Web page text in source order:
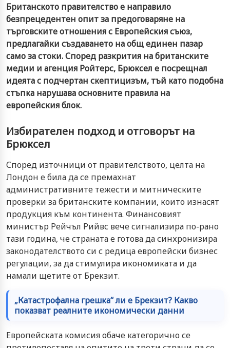
Британското правителство е направило
безпрецедентен опит за предоговаряне на
търговските отношения с Европейския съюз,
предлагайки създаването на общ единен пазар
само за стоки. Според разкрития на британските
медии и агенция Ройтерс, Брюксел е посрещнал
идеята с подчертан скептицизъм, тъй като подобна
стъпка нарушава основните правила на
европейския блок.
Избирателен подход и отговорът на
Брюксел
Според източници от правителството, целта на
Лондон е била да се премахнат
административните тежести и митническите
проверки за британските компании, които изнасят
продукция към континента. Финансовият
министър Рейчъл Рийвс вече сигнализира по-рано
тази година, че страната е готова да синхронизира
законодателството си с редица европейски бизнес
регулации, за да стимулира икономиката и да
намали щетите от Брекзит.
„Катастрофална грешка“ ли е Брекзит? Какво
показват реалните икономически данни
Европейската комисия обаче категорично се